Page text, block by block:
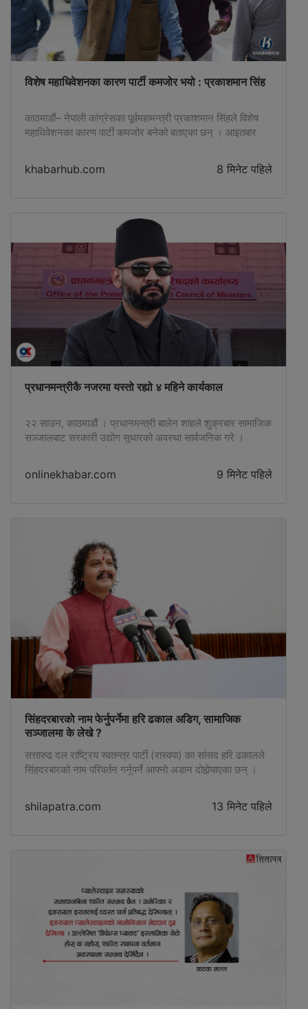
विशेष महाधिवेशनका कारण पार्टी कमजोर भयो : प्रकाशमान सिंह
काठमाडौं– नेपाली कांग्रेसका पूर्वमहामन्त्री प्रकाशमान सिंहले विशेष
महाधिवेशनका कारण पार्टी कमजोर बनेको बताएका छन् । आइतबार
विगतदेखि नै विशेष महाधिवेशन नगर्न सुझाव दिँदै आए पनि त्यसलाई
बेवास्ता गर्दा अहिले पार्टी कमजोर र विभाजनको अवस्थामा पुगेको दाबी
khabarhub.com 8 मिनेट पहिले
प्रधानमन्त्रीकै नजरमा यस्तो रह्यो ४ महिने कार्यकाल
२२ साउन, काठमाडौं । प्रधानमन्त्री बालेन शाहले शुक्रबार सामाजिक
सञ्जालबाट सरकारी उद्योग सुधारको अवस्था सार्वजनिक गरे ।
गएको, हेटौँडा कपडा उद्योग पुन: सञ्चालन गर्न परीक्षण उत्पादन सुरु
भएको, …
onlinekhabar.com 9 मिनेट पहिले
सिंहदरबारकाे नाम फेर्नुपर्नेमा हरि ढकाल अडिग, सामाजिक
सञ्जालमा के लेखे ?
सत्तारुढ दल राष्ट्रिय स्वतन्त्र पार्टी (रास्वपा) का सांसद हरि ढकालले
सिंहदरबारको नाम परिवर्तन गर्नुपर्ने आफ्नो अडान दोहोर्‍याएका छन् ।
shilapatra.com 13 मिनेट पहिले